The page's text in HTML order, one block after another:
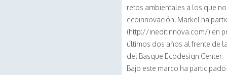
retos ambientales a los que
ecoinnovación, Markel ha
(http://ineditinnova.com/) en
últimos dos años al frente de
del Basque Ecodesign Center.
Bajo este marco ha